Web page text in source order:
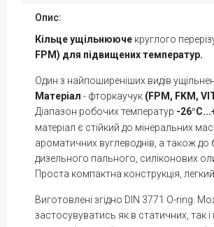
Опис:
Кільцеущільнююче круглого
FPM) для підвищених температур.
Один з найпоширеніших видів
Матеріал - фторкаучук (FPM, FKM,
Діапазон робочих температур -26°
матеріал є стійкий до мінеральних
ароматичних вуглеводнів, а також до
дизельного пального, силіконових
Проста компактна конструкція,
Виготовлені згідно DIN 3771 O-ring.
застосувуватись як в статичних, так і